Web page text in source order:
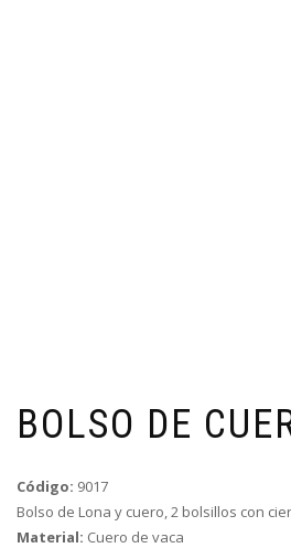
BOLSO DE
Código: 9017
Bolso de Lona y cuero, 2 bolsillos con
Material: Cuero de vaca